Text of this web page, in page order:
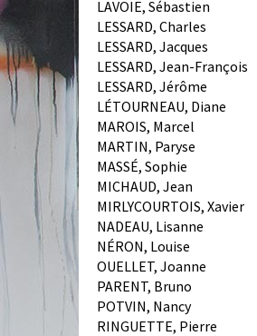
LAVOIE, Sébastien
LESSARD, Charles
LESSARD, Jacques
LESSARD, Jean-François
LESSARD, Jérôme
LÉTOURNEAU, Diane
MAROIS, Marcel
MARTIN, Paryse
MASSÉ, Sophie
MICHAUD, Jean
MIRLYCOURTOIS, Xavier
NADEAU, Lisanne
NÉRON, Louise
OUELLET, Joanne
PARENT, Bruno
POTVIN, Nancy
RINGUETTE, Pierre